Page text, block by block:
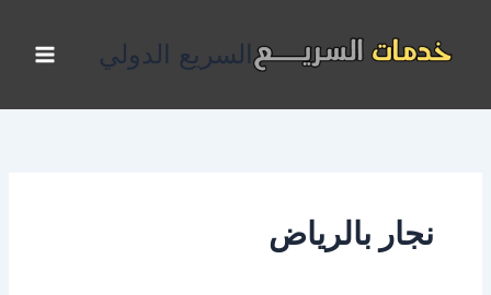
المحتوى
السريع الدولي
نجار بالرياض